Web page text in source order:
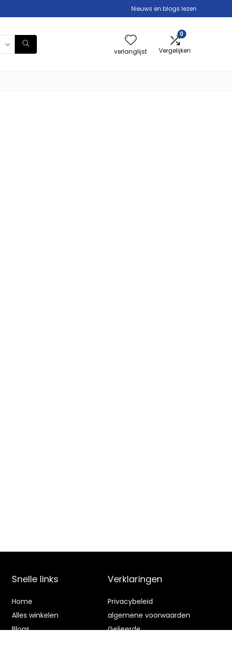
Nieuws en blogs lezen
verlanglijst
0
Vergelijken
Snelle links
Home
Alles winkelen
Blogs
Verklaringen
Privacybeleid
algemene voorwaarden
Gelieerde